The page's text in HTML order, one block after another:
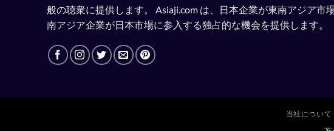
般の聴衆に提供します。
Asiaji.com は、日本企業が東南アジア市
南アジア企業が日本市場に参入する独占的な機会を提供します。
当社について